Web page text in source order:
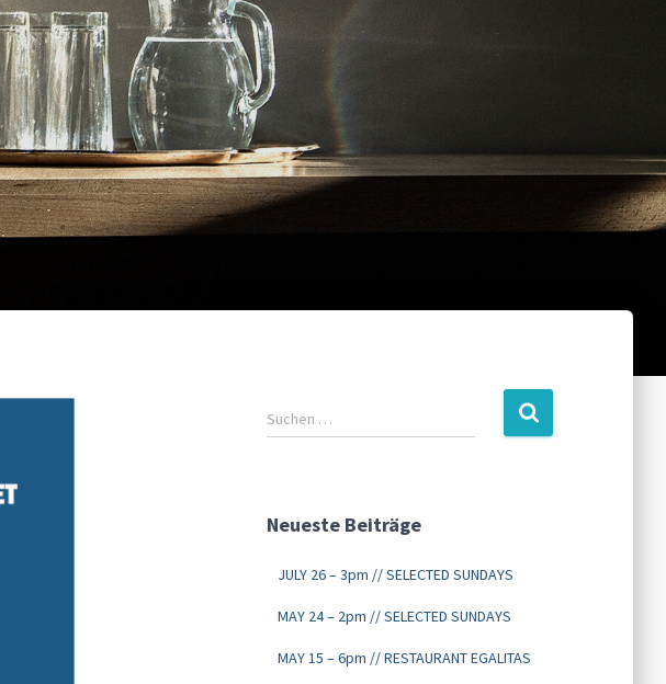
Suchen …
Neueste Beiträge
JULY 26 – 3pm // SELECTED SUNDAYS
MAY 24 – 2pm // SELECTED SUNDAYS
MAY 15 – 6pm // RESTAURANT EGALITAS